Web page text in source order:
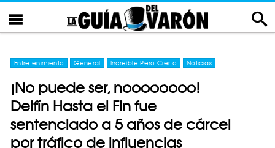
Entretenimiento General Increíble Pero Cierto Noticias
¡No puede ser, noooooooo!
Delfín Hasta el Fin fue
sentenciado a 5 años de cárcel
por tráfico de influencias